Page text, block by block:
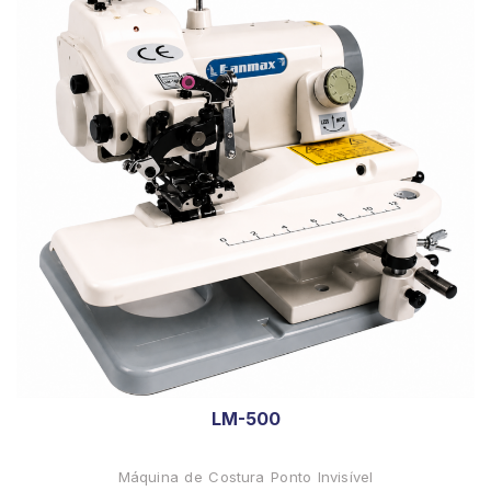
LM-500
Máquina de Costura Ponto Invisível